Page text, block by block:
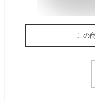
この